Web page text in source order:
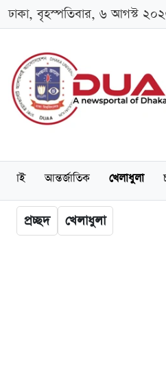
ঢাকা, বৃহস্পতিবার, ৬ আগস্ট
আন্তর্জাতিক খেলাধুলা
প্রচ্ছদ খেলাধুলা